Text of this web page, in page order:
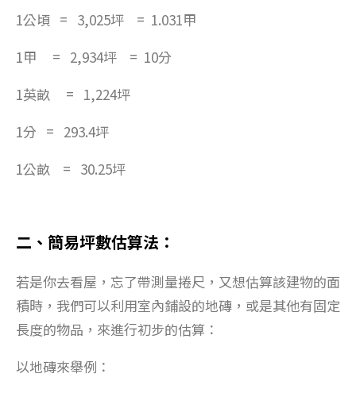
1公頃 = 3,025坪 = 1.031甲
1甲 = 2,934坪 = 10分
1英畝 = 1,224坪
1分 = 293.4坪
1公畝 = 30.25坪
二、簡易坪數估算法：
若是你去看屋，忘了帶測量捲尺，又想估算該建物的面
積時，我們可以利用室內鋪設的地磚，或是其他有固定
長度的物品，來進行初步的估算：
以地磚來舉例：